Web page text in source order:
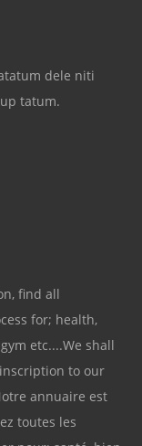
dele niti
tatum.
find all
for; health,
etc....We shall
to our
annuaire est
toutes les